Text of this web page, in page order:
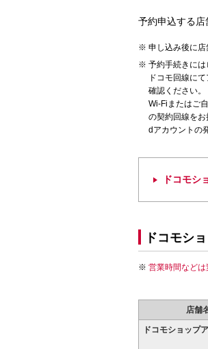
予約申込する店
申し込み後に店
予約手続きには
ドコモ回線に
確認ください。
Wi-Fiまたはご
の契約回線をお
dアカウントの
ドコモシ
ドコモシ
営業時間など
店舗
ドコモショップ